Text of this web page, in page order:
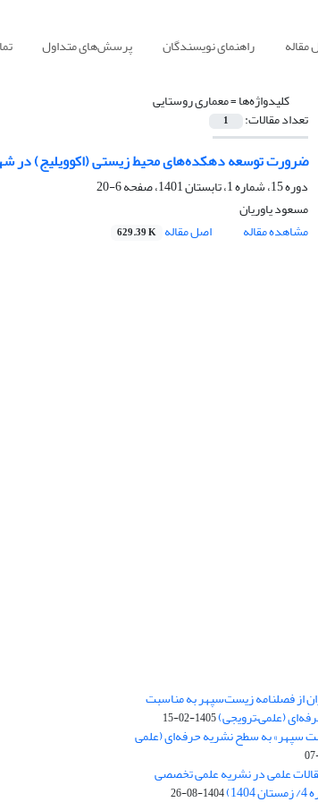
مقاله راهنمای نویسندگان پرسش‌های متداول
کلیدواژه‌ها =معماری روستایی
تعداد مقالات: 1
ضرورت توسعه دهکده‌های محیط زیستی (اکوویلیج) در
دوره 15، شماره 1، تابستان 1401، صفحه
6-20
مسعود یاوریان
مشاهده مقاله
اصل مقاله 629.39 K
از فصلنامه زیست‌سپهر به مناسبت
(علمی–ترویجی)1405-02-15
سپهر» به سطح نشریه حرفه‌ای (علمی
علمی در نشریه علمی تخصصی
1404-08-26